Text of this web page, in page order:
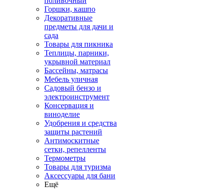
Горшки, кашпо
Декоративные
предметы для дачи и
сада
Товары для пикника
Теплицы, парники,
укрывной материал
Бассейны, матрасы
Мебель уличная
Садовый бензо и
электроинструмент
Консервация и
виноделие
Удобрения и средства
защиты растений
Антимоскитные
сетки, репелленты
Термометры
Товары для туризма
Аксессуары для бани
Ещё